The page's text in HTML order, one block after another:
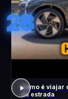
28
Como é viajar
na estrada